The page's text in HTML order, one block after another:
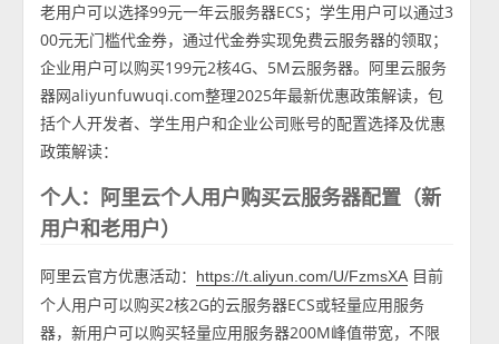
老用户可以选择99元一年云服务器ECS；学生用户可以通过3
00元无门槛代金券，通过代金券实现免费云服务器的领取；
企业用户可以购买199元2核4G、5M云服务器。阿里云服务
器网aliyunfuwuqi.com整理2025年最新优惠政策解读，包
括个人开发者、学生用户和企业公司账号的配置选择及优惠
政策解读：
个人：阿里云个人用户购买云服务器配置（新
用户和老用户）
阿里云官方优惠活动： https://t.aliyun.com/U/FzmsXA目前
个人用户可以购买2核2G的云服务器ECS或轻量应用服务
器，新用户可以购买轻量应用服务器200M峰值带宽，不限